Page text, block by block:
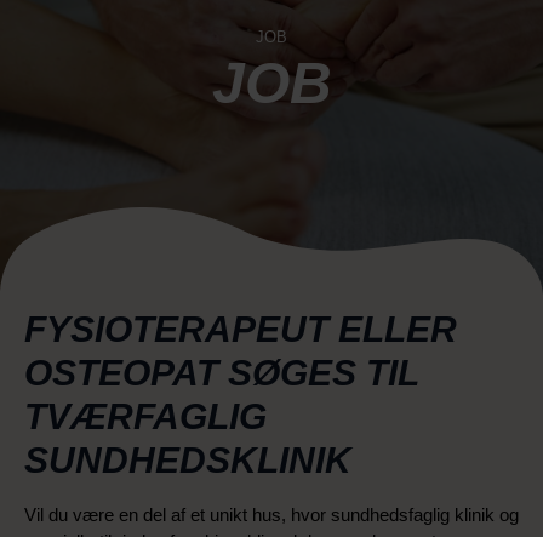
JOB
JOB
FYSIOTERAPEUT ELLER
OSTEOPAT SØGES TIL
TVÆRFAGLIG
SUNDHEDSKLINIK
Vil du være en del af et unikt hus, hvor sundhedsfaglig klinik og